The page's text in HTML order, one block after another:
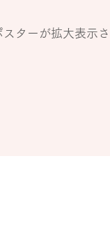
ターが拡大表示さ